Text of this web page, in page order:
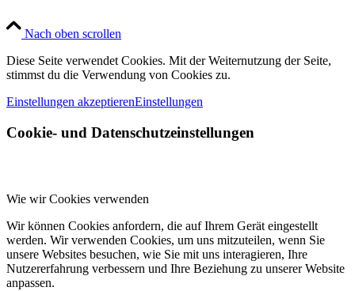
Nach oben scrollen
Diese Seite verwendet Cookies. Mit der Weiternutzung der Seite,
stimmst du die Verwendung von Cookies zu.
Einstellungen akzeptierenEinstellungen
Cookie- und Datenschutzeinstellungen
Wie wir Cookies verwenden
Wir können Cookies anfordern, die auf Ihrem Gerät eingestellt
werden. Wir verwenden Cookies, um uns mitzuteilen, wenn Sie
unsere Websites besuchen, wie Sie mit uns interagieren, Ihre
Nutzererfahrung verbessern und Ihre Beziehung zu unserer Website
anpassen.